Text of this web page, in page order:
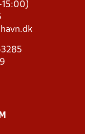
15:00)